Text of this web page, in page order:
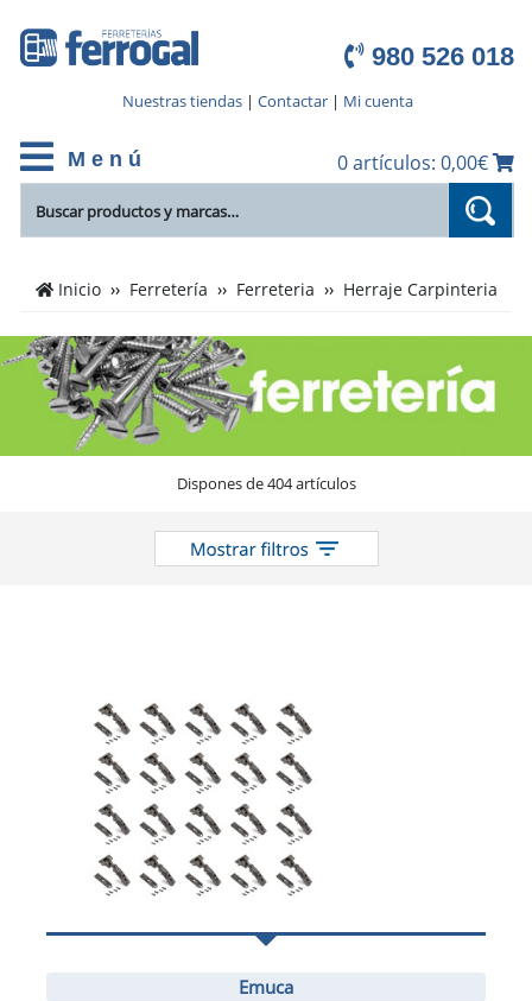
980 526 018
Nuestras tiendas| Contactar| Mi cuenta
M e n ú 0 artículos: 0,00€
Cientos
productos
de
Herraje
Carpinteria
en
Inicio Ferretería Ferreteria Herraje Carpinteria
Dispones de 404 artículos
Emuca